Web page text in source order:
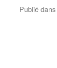
Publié dans